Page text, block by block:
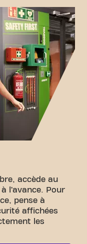
accède au
l’avance. Pour
pense à
affichées
les